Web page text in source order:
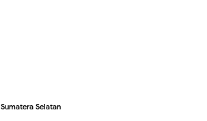
Sumatera Selatan